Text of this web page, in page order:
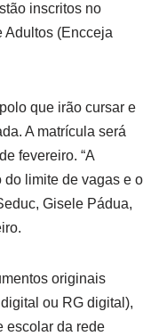
inscritos no
Adultos (Encceja
que irão cursar e
A matrícula será
fevereiro. “A
limite de vagas e o
Gisele Pádua,
originais
ou RG digital),
escolar da rede